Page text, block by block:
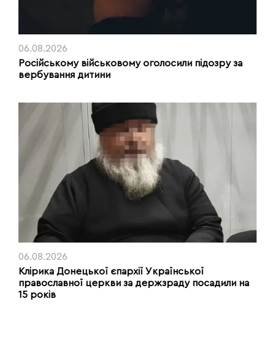
06.08.2026
Російському військовому оголосили підозру за
вербування дитини
06.08.2026
Клірика Донецької єпархії Української
православної церкви за держзраду посадили на
15 років